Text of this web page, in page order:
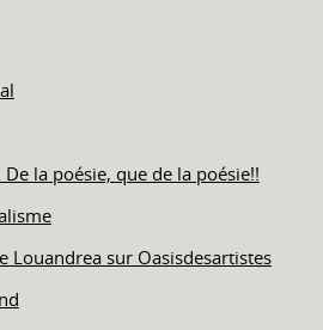
la poésie, que de la poésie!!
Louandrea sur Oasisdesartistes